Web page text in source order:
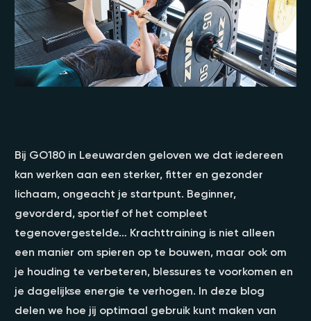
Bij GO180 in Leeuwarden geloven we dat iedereen
kan werken aan een sterker, fitter en gezonder
lichaam, ongeacht je startpunt. Beginner,
gevorderd, sportief of het compleet
tegenovergestelde… Krachttraining is niet alleen
een manier om spieren op te bouwen, maar ook om
je houding te verbeteren, blessures te voorkomen en
je dagelijkse energie te verhogen. In deze blog
delen we hoe jij optimaal gebruik kunt maken van